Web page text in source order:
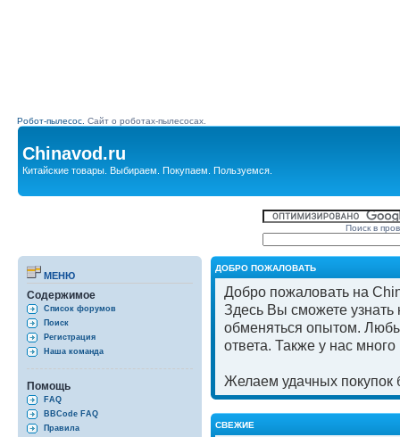
Робот-пылесос. Сайт о роботах-пылесосах.
Chinavod.ru
Китайские товары. Выбираем. Покупаем. Пользуемся.
Поиск в
МЕНЮ
Содержимое
Список форумов
Поиск
Регистрация
Наша команда
Помощь
FAQ
BBCode FAQ
Правила
ДОБРО ПОЖАЛОВАТЬ
Добро пожаловать на
Здесь Вы сможете узнать
обменяться опытом.
ответа. Также у нас
Желаем удачных покупок
СВЕЖИЕ